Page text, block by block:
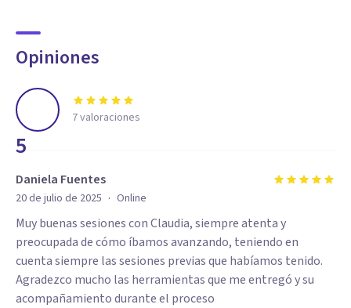
Opiniones
5
7valoraciones
Daniela Fuentes
20 de julio de 2025 · Online
Muy buenas sesiones con Claudia, siempre atenta y
preocupada de cómo íbamos avanzando, teniendo en
cuenta siempre las sesiones previas que habíamos tenido.
Agradezco mucho las herramientas que me entregó y su
acompañamiento durante el proceso